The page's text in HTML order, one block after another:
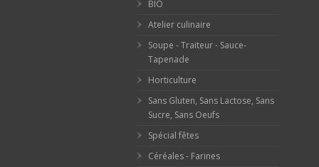
BIO
Atelier culinaire
Soupe - Traiteur - Sauce-
Tapenade
Horticulture
Sans Gluten, Sans Lactose, Sans
Sucre, Sans Oeufs
Spécial fêtes
Céréales - Farines